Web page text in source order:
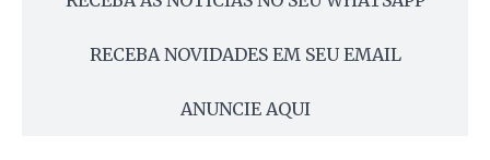
RECEBA NOVIDADES EM SEU EMAIL
ANUNCIE AQUI